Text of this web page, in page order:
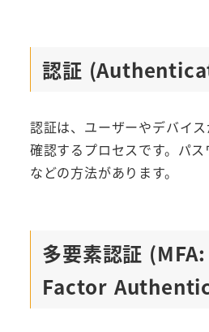
認証
認証は、ユーザーやデバイ
確認するプロセスです。パ
などの方法があります。
多要素認証
Factor